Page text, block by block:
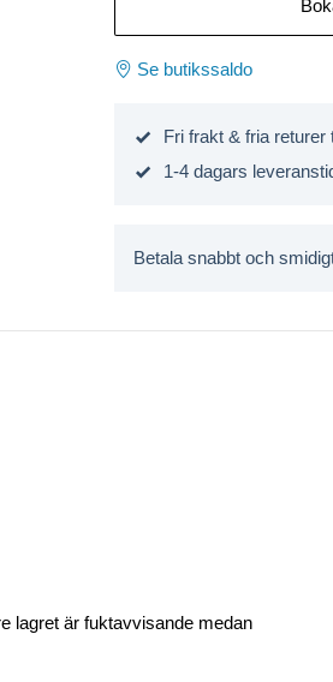
Se butikssaldo
Fri frakt & fria returer
1-4 dagars
Betala snabbt och
lagret är fuktavvisande medan